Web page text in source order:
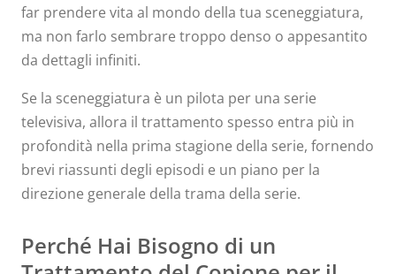
far prendere vita al mondo della tua sceneggiatura,
ma non farlo sembrare troppo denso o appesantito
da dettagli infiniti.
Se la sceneggiatura è un pilota per una serie
televisiva, allora il trattamento spesso entra più in
profondità nella prima stagione della serie, fornendo
brevi riassunti degli episodi e un piano per la
direzione generale della trama della serie.
Perché Hai Bisogno di un